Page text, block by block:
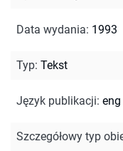
Data wydania: 1993
Typ: Tekst
Język publikacji: eng
Szczegółowy typ